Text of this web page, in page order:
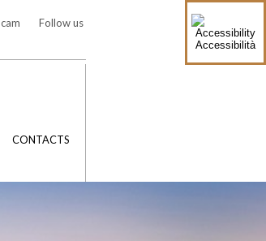
Accessibilità
Follow us
CONTACTS